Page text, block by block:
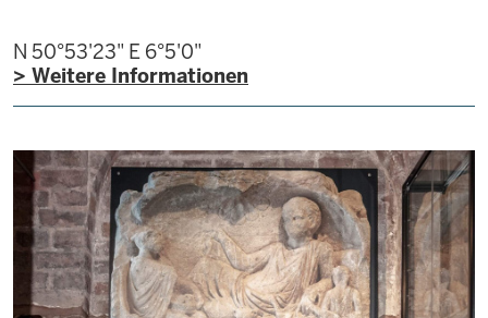
N 50°53'23" E 6°5'0"
> Weitere Informationen